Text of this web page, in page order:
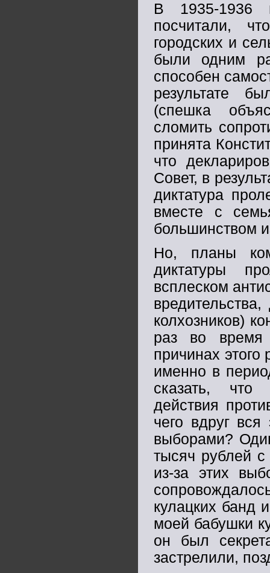
В 1935-1936
посчитали,
городских и
были одним
способен
результате
(спешка
сломить
принята
что
Совет, в
диктатура
вместе с
большинством
Но, планы
диктатуры
всплеском
колхозников)
раз во время
причинах этого
именно в
сказать, что
действия
чего вдруг
выборами?
тысяч рублей
из-за этих
кулацких банд
моей бабушки
он был
застрелили,